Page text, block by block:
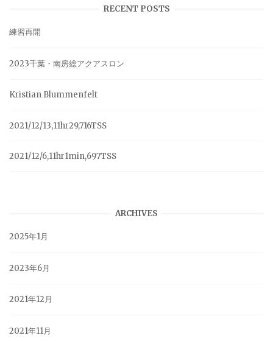
RECENT POSTS
練習再開
2023千葉・南房総アクアスロン
Kristian Blummenfelt
2021/12/13,11hr29,716TSS
2021/12/6,11hr1min,697TSS
ARCHIVES
2025年1月
2023年6月
2021年12月
2021年11月